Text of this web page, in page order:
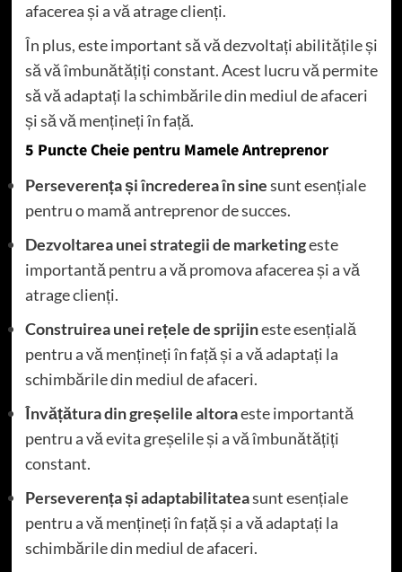
afacerea și a vă atrage clienți.
În plus, este important să vă dezvoltați abilitățile și
să vă îmbunătățiți constant. Acest lucru vă permite
să vă adaptați la schimbările din mediul de afaceri
și să vă mențineți în față.
5 Puncte Cheie pentru Mamele Antreprenor
Perseverența și încrederea în sinesunt esențiale
pentru o mamă antreprenor de succes.
Dezvoltarea unei strategii de marketingeste
importantă pentru a vă promova afacerea și a vă
atrage clienți.
Construirea unei rețele de sprijineste esențială
pentru a vă mențineți în față și a vă adaptați la
schimbările din mediul de afaceri.
Învățătura din greșelile altoraeste importantă
pentru a vă evita greșelile și a vă îmbunătățiți
constant.
Perseverența și adaptabilitateasunt esențiale
pentru a vă mențineți în față și a vă adaptați la
schimbările din mediul de afaceri.